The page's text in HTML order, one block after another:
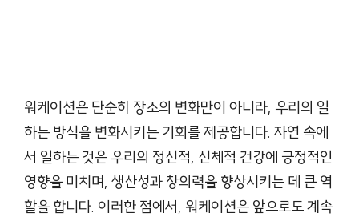
워케이션은 단순히 장소의 변화만이 아니라, 우리의 일
하는 방식을 변화시키는 기회를 제공합니다. 자연 속에
서 일하는 것은 우리의 정신적, 신체적 건강에 긍정적인
영향을 미치며, 생산성과 창의력을 향상시키는 데 큰 역
할을 합니다. 이러한 점에서, 워케이션은 앞으로도 계속